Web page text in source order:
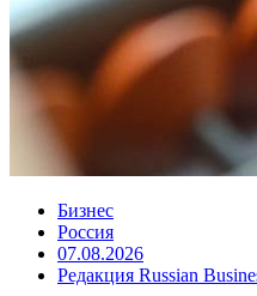
Бизнес
Россия
07.08.2026
Редакция Russian